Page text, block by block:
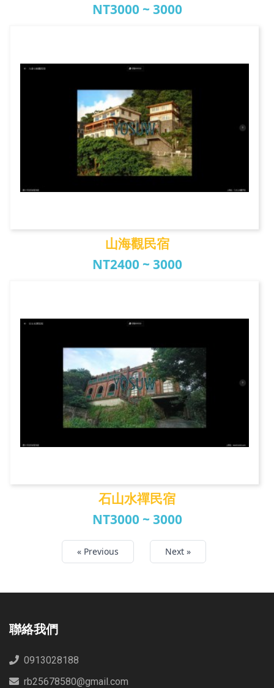
NT3000 ~ 3000
山海觀民宿
NT2400 ~ 3000
石山水禪民宿
石山水禪民宿
NT3000 ~ 3000
« Previous Next »
聯絡我們
0913028188
rb25678580@gmail.com